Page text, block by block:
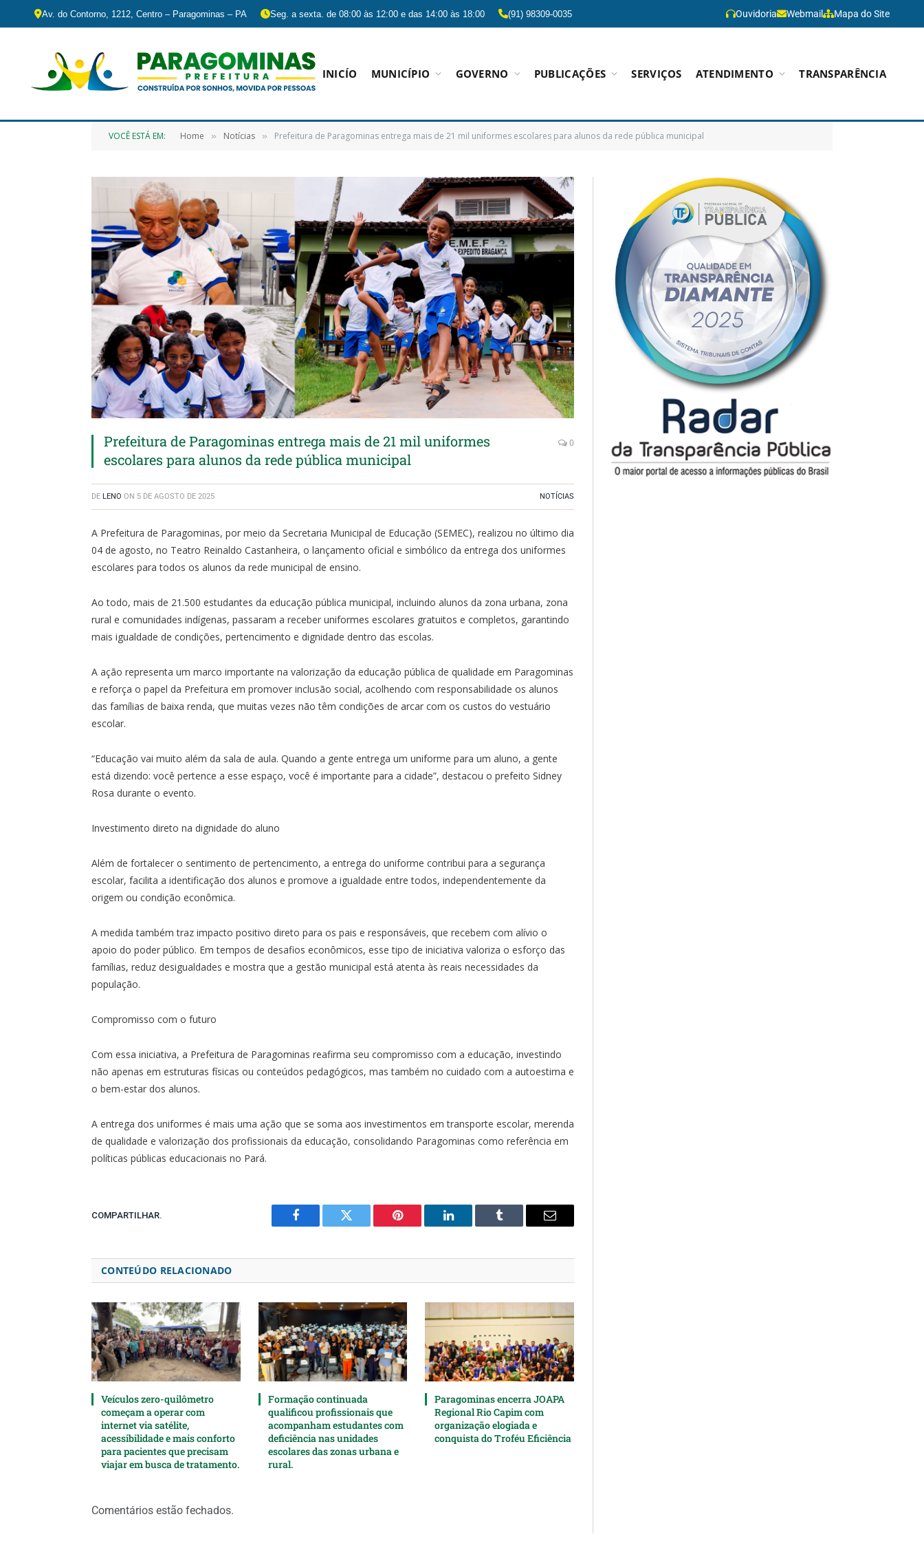
Av. do Contorno, 1212, Centro – Paragominas – PA Seg. a sexta. de 08:00 às 12:00 e das 14:00 às 18:00 (91) 98309-0035 Ouvidoria Webmail Mapa do Site
INICÍO MUNICÍPIO GOVERNO PUBLICAÇÕES SERVIÇOS ATENDIMENTO TRANSPARÊNCIA
VOCÊ ESTÁ EM: Home » Notícias » Prefeitura de Paragominas entrega mais de 21 mil uniformes escolares para alunos da rede pública municipal
Prefeitura de Paragominas entrega mais de 21 mil uniformes
escolares para alunos da rede pública municipal
0
DE LENO ON 5 DE AGOSTO DE 2025 NOTÍCIAS
A Prefeitura de Paragominas, por meio da Secretaria Municipal de Educação (SEMEC), realizou no último dia
04 de agosto, no Teatro Reinaldo Castanheira, o lançamento oficial e simbólico da entrega dos uniformes
escolares para todos os alunos da rede municipal de ensino.
Ao todo, mais de 21.500 estudantes da educação pública municipal, incluindo alunos da zona urbana, zona
rural e comunidades indígenas, passaram a receber uniformes escolares gratuitos e completos, garantindo
mais igualdade de condições, pertencimento e dignidade dentro das escolas.
A ação representa um marco importante na valorização da educação pública de qualidade em Paragominas
e reforça o papel da Prefeitura em promover inclusão social, acolhendo com responsabilidade os alunos
das famílias de baixa renda, que muitas vezes não têm condições de arcar com os custos do vestuário
escolar.
“Educação vai muito além da sala de aula. Quando a gente entrega um uniforme para um aluno, a gente
está dizendo: você pertence a esse espaço, você é importante para a cidade”, destacou o prefeito Sidney
Rosa durante o evento.
Investimento direto na dignidade do aluno
Além de fortalecer o sentimento de pertencimento, a entrega do uniforme contribui para a segurança
escolar, facilita a identificação dos alunos e promove a igualdade entre todos, independentemente da
origem ou condição econômica.
A medida também traz impacto positivo direto para os pais e responsáveis, que recebem com alívio o
apoio do poder público. Em tempos de desafios econômicos, esse tipo de iniciativa valoriza o esforço das
famílias, reduz desigualdades e mostra que a gestão municipal está atenta às reais necessidades da
população.
Compromisso com o futuro
Com essa iniciativa, a Prefeitura de Paragominas reafirma seu compromisso com a educação, investindo
não apenas em estruturas físicas ou conteúdos pedagógicos, mas também no cuidado com a autoestima e
o bem-estar dos alunos.
A entrega dos uniformes é mais uma ação que se soma aos investimentos em transporte escolar, merenda
de qualidade e valorização dos profissionais da educação, consolidando Paragominas como referência em
políticas públicas educacionais no Pará.
COMPARTILHAR.
Facebook Twitter Pinterest LinkedIn Tumblr Email
CONTEÚDO RELACIONADO
Veículos zero-quilômetro
começam a operar com
internet via satélite,
acessibilidade e mais conforto
para pacientes que precisam
viajar em busca de tratamento.
Formação continuada
qualificou profissionais que
acompanham estudantes com
deficiência nas unidades
escolares das zonas urbana e
rural.
Paragominas encerra JOAPA
Regional Rio Capim com
organização elogiada e
conquista do Troféu Eficiência
Comentários estão fechados.